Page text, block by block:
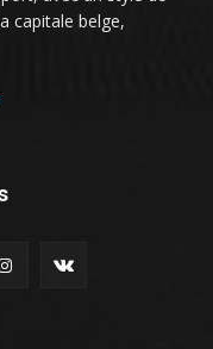
capitale belge,